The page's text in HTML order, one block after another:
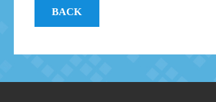
BACK